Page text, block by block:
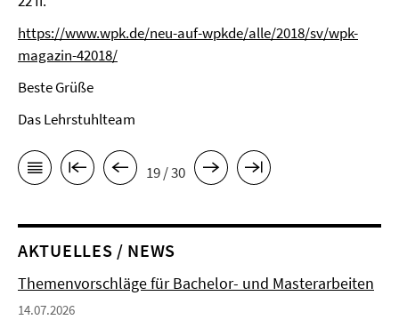
https://www.wpk.de/neu-auf-wpkde/alle/2018/sv/wpk-
magazin-42018/
Beste Grüße
Das Lehrstuhlteam
19 / 30
AKTUELLES / NEWS
Themenvorschläge für Bachelor- und Masterarbeiten
14.07.2026